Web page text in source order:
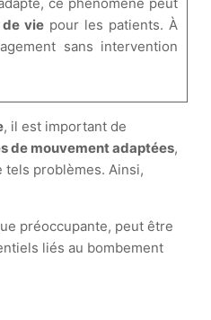
viepour les patients. À
sans intervention
, il est important de
de mouvement adaptées,
tels problèmes. Ainsi,
préoccupante, peut être
liés au bombement